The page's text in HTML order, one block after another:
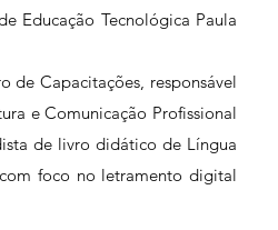
Educação Tecnológica Paula
de Capacitações, responsável
e Comunicação Profissional
de livro didático de Língua
foco no letramento digital